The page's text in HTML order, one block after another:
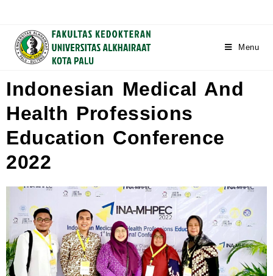
Menu
Indonesian Medical And
Health Professions
Education Conference
2022